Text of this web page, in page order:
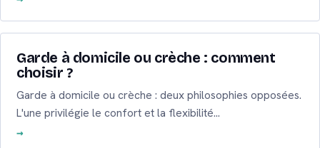
Garde à domicile ou crèche : comment
choisir ?
Garde à domicile ou crèche : deux philosophies opposées.
L'une privilégie le confort et la flexibilité…